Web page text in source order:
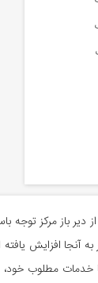
دیر باز مرکز
آنجا افزایش
مطلوب خود،